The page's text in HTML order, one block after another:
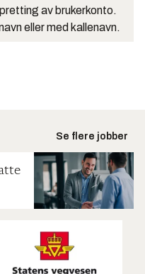
av brukerkonto.
eller med kallenavn.
Se flere jobber